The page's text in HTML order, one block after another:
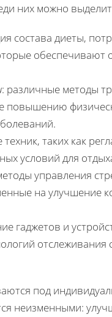
них можно
состава диеты,
обеспечивают
: различные методы
повышению
таких как
условий для
управления
на улучшение
гаджетов и
отслеживания
под
неизменными: